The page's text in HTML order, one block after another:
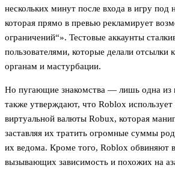
нескольких минут после входа в игру под
которая прямо в превью рекламирует
ограничений“». Тестовые аккаунты
пользователями, которые делали
органам и мастурбации.
Но пугающие знакомства — лишь одна из
также утверждают, что Roblox
виртуальной валюты Robux, которая
заставляя их тратить огромные суммы
их ведома. Кроме того, Roblox обвиняют
вызывающих зависимость и похожих на